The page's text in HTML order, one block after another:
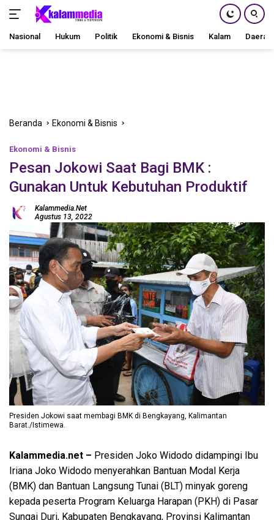
Nasional Hukum Politik Ekonomi & Bisnis Kalam Daerah
Beranda Ekonomi & Bisnis
Ekonomi & Bisnis
Pesan Jokowi Saat Bagi BMK :
Gunakan Untuk Kebutuhan Produktif
Kalammedia.net
Agustus 13, 2022
Presiden Jokowi saat membagi BMK di Bengkayang, Kalimantan
Barat./Istimewa.
Kalammedia.net – Presiden Joko Widodo didampingi Ibu
Iriana Joko Widodo menyerahkan Bantuan Modal Kerja
(BMK) dan Bantuan Langsung Tunai (BLT) minyak goreng
kepada peserta Program Keluarga Harapan (PKH) di Pasar
Sungai Duri, Kabupaten Bengkayang, Provinsi Kalimantan